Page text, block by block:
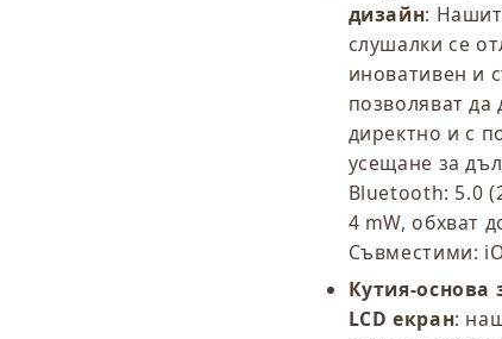
дизайн:
слушалки се
иновативен и
позволяват да
директно и с
усещане за
Bluetooth: 5.0
4 mW, обхват
Съвместими:
Кутия-основа
LCD екран: